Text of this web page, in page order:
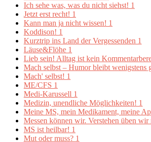
Ich sehe was, was du nicht siehst! 1
Jetzt erst recht! 1
Kann man ja nicht wissen! 1
Koddison! 1
Kurztrip ins Land der Vergessenden 1
Läuse&Flöhe 1
Lieb sein! Alltag ist kein
Mach selbst – Humor bleibt wenigstens
Mach' selbst! 1
ME/CFS 1
Medi-Karussell 1
Medizin, unendliche Möglichkeiten! 1
Meine MS, mein Medikament, meine
Messen können wir. Verstehen üben wir
MS ist heilbar! 1
Mut oder muss? 1